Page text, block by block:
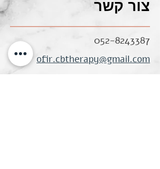
צור קשר
052-8243387
ofir.cbtherapy@gmail.com